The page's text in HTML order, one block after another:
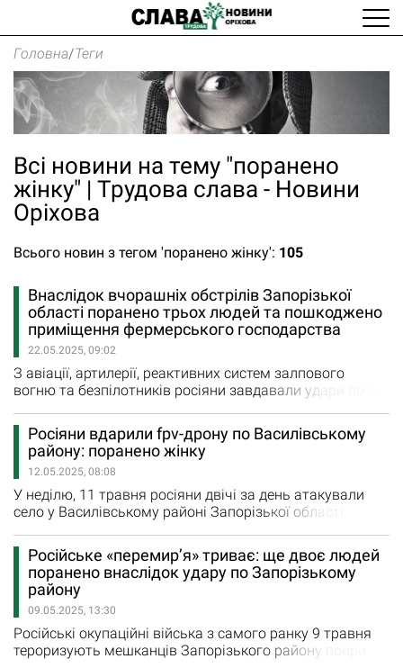
Головна/Теги
Всі новини на тему "поранено
жінку" | Трудова слава - Новини
Оріхова
Всього новин з тегом 'поранено жінку': 105
Внаслідок вчорашніх обстрілів Запорізької
області поранено трьох людей та пошкоджено
приміщення фермерського господарства
22.05.2025, 09:02
З авіації, артилерії, реактивних систем залпового
вогню та безпілотників росіяни завдавали удари по 13
вчора було завдано 495 ударів. Так, у середу ворог з
РСЗВ завдав п’ять ударів по Степногірську, Гуляйполю,
Новодарівці та Новоданилівці. Ще шість авіаударів
загарбники завдали по Гуляйполю, Новоандріївці,…
Росіяни вдарили fpv-дрону по Василівському
району: поранено жінку
12.05.2025, 08:08
У неділю, 11 травня росіяни двічі за день атакували
село у Василівському районі Запорізької області.
влучання дрону пошкоджений будинок. На жаль, 56-
річна жінка отримала поранення. Їй надається
необхідна допомога. Нагадаємо, у неділю вранці
внаслідок російського обстрілу Павліки важкі
поранення отримала 76-річна мирна…
Російське «перемир’я» триває: ще двоє людей
поранено внаслідок удару по Запорізькому
району
09.05.2025, 13:30
Російські окупаційні війська з самого ранку 9 травня
тероризують мешканців Запорізького району попри